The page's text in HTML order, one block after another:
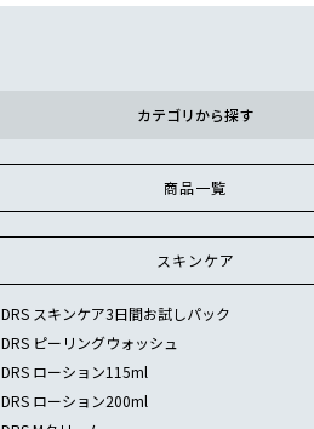
カテゴリから探す
商品一覧
スキンケア
DRS スキンケア3日間お試しパック
DRS ピーリングウォッシュ
DRS ローション115ml
DRS ローション200ml